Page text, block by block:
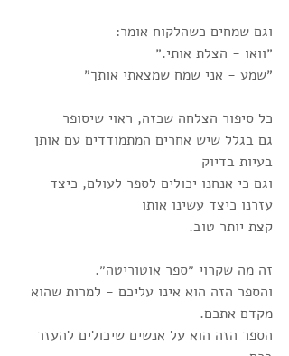
וגם שמחים כשהלקוח אומר:
״וואו - הצלת אותי.״
״שמע - אני שמח שמצאתי אותך״
כל סיפור הצלחה שכזה, ראוי שיסופר
גם בגלל שיש אחרים המתמודדים עם אותן
בעיות בדיוק
וגם כי אנחנו יכולים לספר לעולם, כיצד
עזרנו כיצד עשינו אותו
קצת יותר טוב.
זה מה שקרוי ״ספר אוטוריטה״.
והספר הזה הוא אינו עליכם - למרות שהוא
מקדם אתכם.
הספר הזה הוא על אנשים שיכולים להעזר